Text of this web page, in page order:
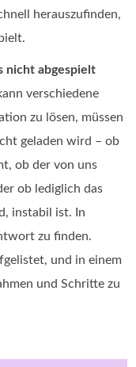
herauszufinden,
nicht abgespielt
verschiedene
zu lösen, müssen
geladen wird – ob
ob der von uns
ob lediglich das
instabil ist. In
zu finden.
und in einem
und Schritte zu